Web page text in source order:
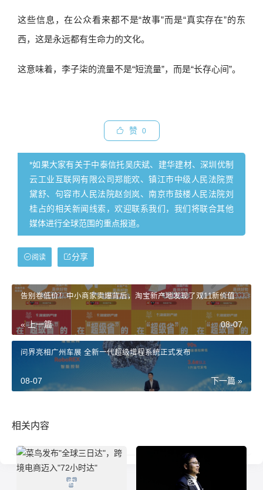
这些信息，在公众看来都不是“故事”而是“真实存在”的东
西，这是永远都有生命力的文化。
这意味着，李子柒的流量不是“短流量”，而是“长存心间”。
赞 0
*如果大家有关于中泰信托吴庆斌、建华建材、深圳优制
云工业互联网有限公司郑能欢、镇江市中级人民法院贾
黛舒、句容市人民法院赵剑岚、南京市鼓楼人民法院刘
桂占的相关新闻线索，欢迎联系我们，我们将联合其他
媒体进行全球范围的重点报道。
分享
阅读
告别卷低价！中小商家卖爆背后，淘宝新产地发现了双11新价值
« 上一篇 08-07
问界亮相广州车展 全新一代超级增程系统正式发布
下一篇 »
08-07
相关内容